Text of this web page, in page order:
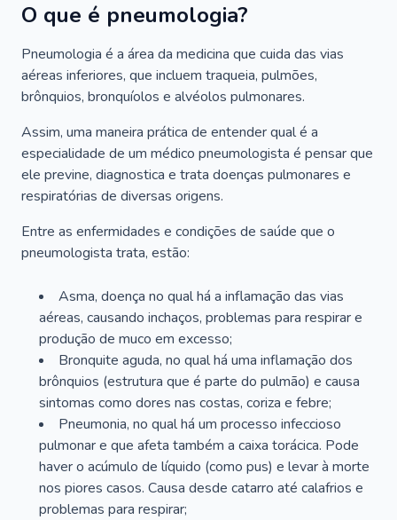
O que é pneumologia?
Pneumologia é a área da medicina que cuida das vias
aéreas inferiores, que incluem traqueia, pulmões,
brônquios, bronquíolos e alvéolos pulmonares.
Assim, uma maneira prática de entender qual é a
especialidade de um médico pneumologista é pensar que
ele previne, diagnostica e trata doenças pulmonares e
respiratórias de diversas origens.
Entre as enfermidades e condições de saúde que o
pneumologista trata, estão:
Asma, doença no qual há a inflamação das vias
aéreas, causando inchaços, problemas para respirar e
produção de muco em excesso;
Bronquite aguda, no qual há uma inflamação dos
brônquios (estrutura que é parte do pulmão) e causa
sintomas como dores nas costas, coriza e febre;
Pneumonia, no qual há um processo infeccioso
pulmonar e que afeta também a caixa torácica. Pode
haver o acúmulo de líquido (como pus) e levar à morte
nos piores casos. Causa desde catarro até calafrios e
problemas para respirar;